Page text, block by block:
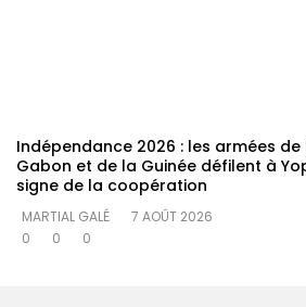
Indépendance 2026 : les armées de
Gabon et de la Guinée défilent à
signe de la coopération
MARTIAL GALÉ
7 AOÛT 2026
0
0 0